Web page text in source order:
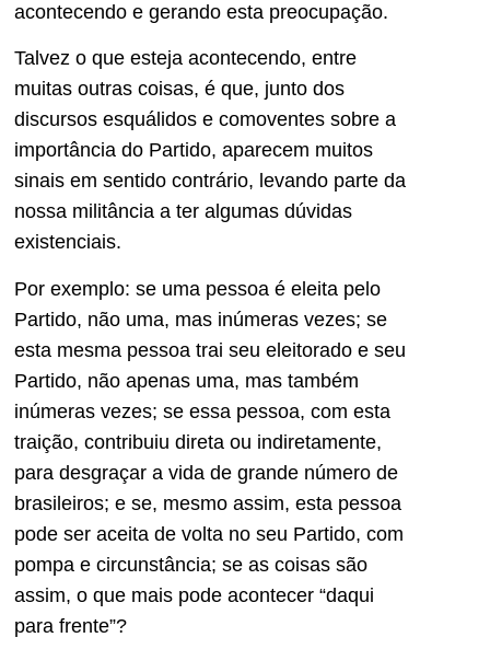
acontecendo e gerando esta preocupação.
Talvez o que esteja acontecendo, entre
muitas outras coisas, é que, junto dos
discursos esquálidos e comoventes sobre a
importância do Partido, aparecem muitos
sinais em sentido contrário, levando parte da
nossa militância a ter algumas dúvidas
existenciais.
Por exemplo: se uma pessoa é eleita pelo
Partido, não uma, mas inúmeras vezes; se
esta mesma pessoa trai seu eleitorado e seu
Partido, não apenas uma, mas também
inúmeras vezes; se essa pessoa, com esta
traição, contribuiu direta ou indiretamente,
para desgraçar a vida de grande número de
brasileiros; e se, mesmo assim, esta pessoa
pode ser aceita de volta no seu Partido, com
pompa e circunstância; se as coisas são
assim, o que mais pode acontecer “daqui
para frente”?